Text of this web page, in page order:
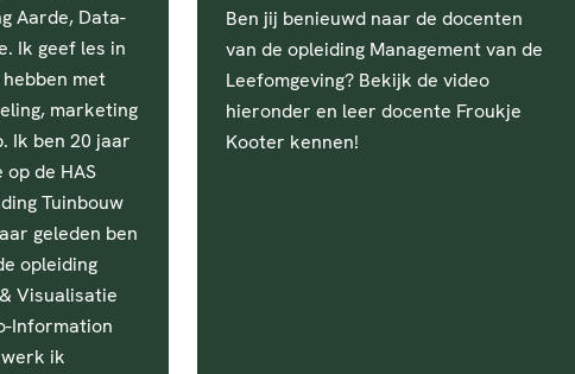
Aarde, Data-
Ik geef les in
met
marketing
Ik ben 20 jaar
de HAS
Tuinbouw
geleden ben
opleiding
Visualisatie
Information
ik
Ben jij benieuwd naar de docenten
van de opleiding Management van de
Leefomgeving? Bekijk de video
hieronder en leer docente Froukje
Kooter kennen!